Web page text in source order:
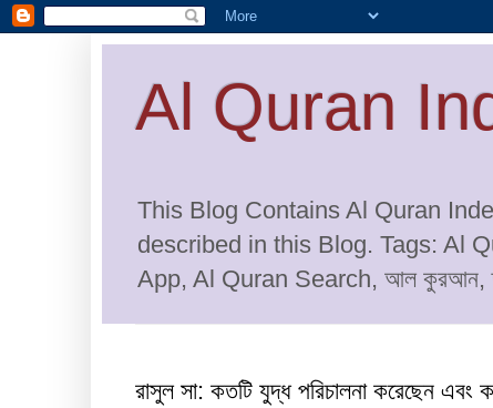
Al Quran
This Blog Contains Al Quran
described in this Blog. Tags: Al
App, Al Quran Search, আল কুরআন,
রাসুল সা: কতটি যুদ্ধ পরিচালনা করেছেন এবং